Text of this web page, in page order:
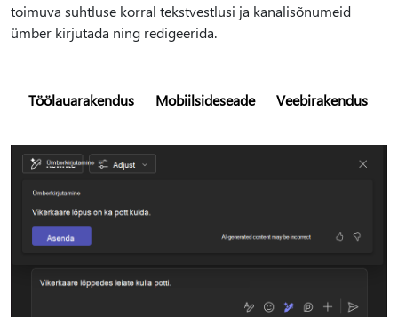
toimuva suhtluse korral tekstvestlusi ja kanalisõnumeid
ümber kirjutada ning redigeerida.
Töölauarakendus Mobiilsideseade Veebirakendus